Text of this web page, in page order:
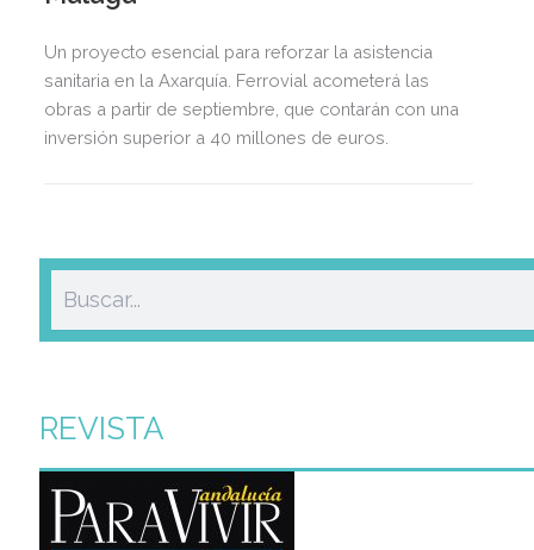
Un proyecto esencial para reforzar la asistencia
sanitaria en la Axarquía. Ferrovial acometerá las
obras a partir de septiembre, que contarán con una
inversión superior a 40 millones de euros.
REVISTA